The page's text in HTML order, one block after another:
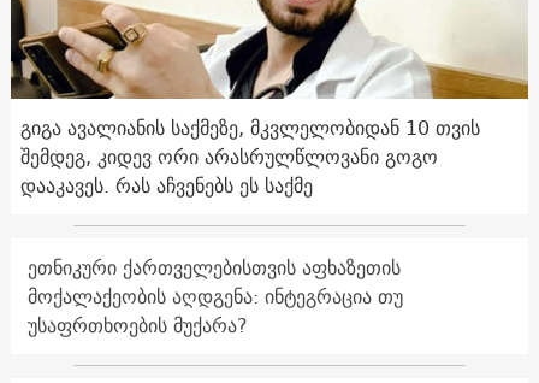
გიგა ავალიანის საქმეზე, მკვლელობიდან 10 თვის
შემდეგ, კიდევ ორი არასრულწლოვანი გოგო
დააკავეს. რას აჩვენებს ეს საქმე
ეთნიკური ქართველებისთვის აფხაზეთის
მოქალაქეობის აღდგენა: ინტეგრაცია თუ
უსაფრთხოების მუქარა?